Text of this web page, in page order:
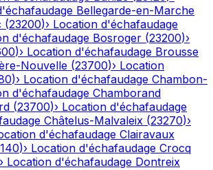
Bellegarde-en-Marche
(23200)› Location d'échafaudage
d'échafaudage Bosroger (23200)›
)› Location d'échafaudage Brousse
Nouvelle (23700)› Location
)› Location d'échafaudage Chambon-
d'échafaudage Chamborand
(23700)› Location d'échafaudage
Châtelus-Malvaleix (23270)›
d'échafaudage Clairavaux
)› Location d'échafaudage Crocq
› Location d'échafaudage Dontreix